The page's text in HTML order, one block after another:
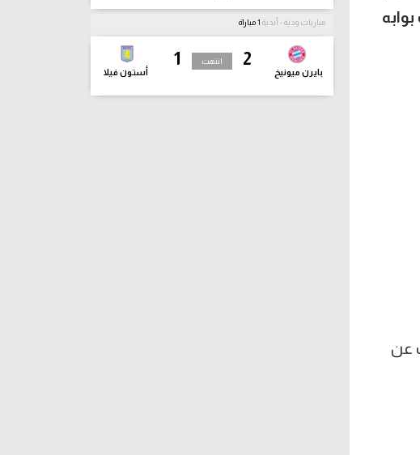
عن
مباريات ودية - أندية
2
بايرن ميونيخ
1
أستون فيلا
انتهت